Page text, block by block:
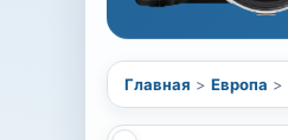
Главная > Европа >